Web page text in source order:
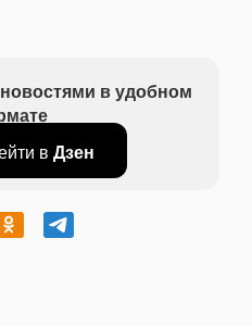
в удобном
в Дзен